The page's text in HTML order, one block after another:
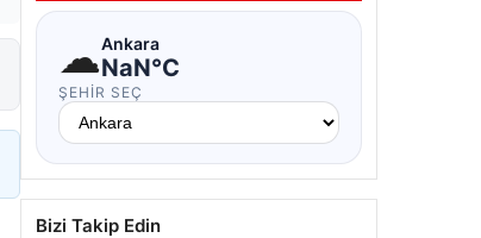
☁Ankara
NaN°C
ŞEHIR SEÇ
Bizi Takip Edin